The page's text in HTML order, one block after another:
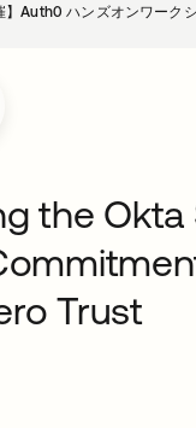
】Auth0 ハンズオンワーク
the Okta
Trust